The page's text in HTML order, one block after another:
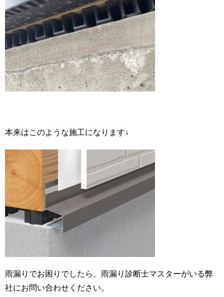
本来はこのような施工になります↓
雨漏りでお困りでしたら、雨漏り診断士マスターがいる弊
社にお問い合わせください。